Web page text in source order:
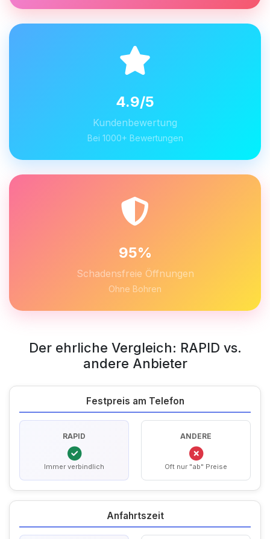
4.9/5
Kundenbewertung
Bei 1000+ Bewertungen
95%
Schadensfreie Öffnungen
Ohne Bohren
Der ehrliche Vergleich: RAPID vs.
andere Anbieter
Festpreis am Telefon
RAPID
Immer verbindlich
ANDERE
Oft nur "ab" Preise
Anfahrtszeit